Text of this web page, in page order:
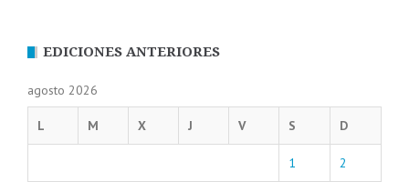
EDICIONES ANTERIORES
agosto 2026
L M X J V S D
1 2